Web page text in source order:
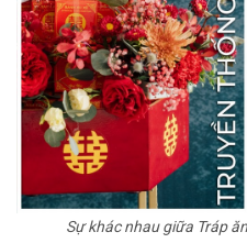
Sự khác nhau giữa Tráp